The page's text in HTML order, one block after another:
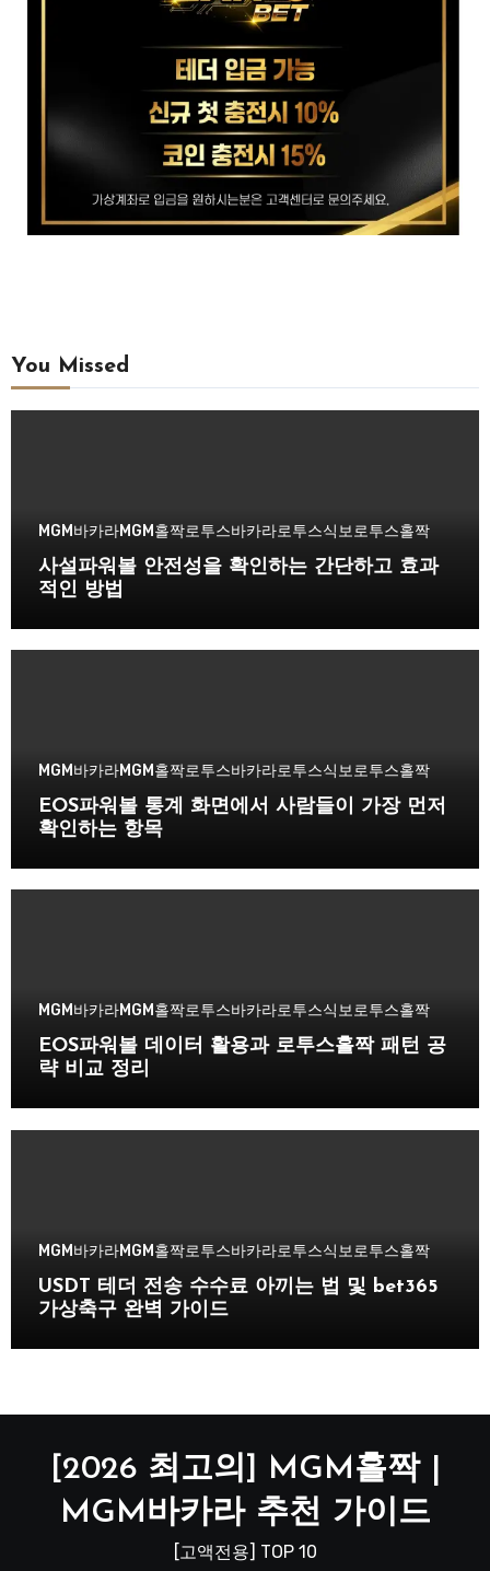
You Missed
MGM바카라MGM홀짝로투스바카라로투스식보로투스홀짝
사설파워볼 안전성을 확인하는 간단하고 효과
적인 방법
MGM바카라MGM홀짝로투스바카라로투스식보로투스홀짝
EOS파워볼 통계 화면에서 사람들이 가장 먼저
확인하는 항목
MGM바카라MGM홀짝로투스바카라로투스식보로투스홀짝
EOS파워볼 데이터 활용과 로투스홀짝 패턴 공
략 비교 정리
MGM바카라MGM홀짝로투스바카라로투스식보로투스홀짝
USDT 테더 전송 수수료 아끼는 법 및 bet365
가상축구 완벽 가이드
[2026 최고의] MGM홀짝 |
MGM바카라 추천 가이드
[고액전용] TOP 10